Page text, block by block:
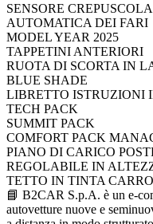
SENSORE
AUTOMATICA DEI FARI
MODEL YEAR 2025
TAPPETINI ANTERIORI
RUOTA DI SCORTA IN
BLUE SHADE
LIBRETTO ISTRUZIONI
TECH PACK
SUMMIT PACK
COMFORT PACK
PIANO DI CARICO
REGOLABILE IN
TETTO IN TINTA
📘 B2CAR S.p.A. è un e-
autovetture nuove e